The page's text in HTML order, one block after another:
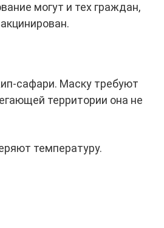
могут и тех граждан,
сафари. Маску требуют
территории она не
температуру.